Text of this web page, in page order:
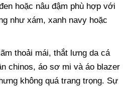
hoặc nâu đậm phù hợp với
như xám, xanh navy hoặc
thoải mái, thắt lưng da cá
chinos, áo sơ mi và áo blazer
không quá trang trọng. Sự